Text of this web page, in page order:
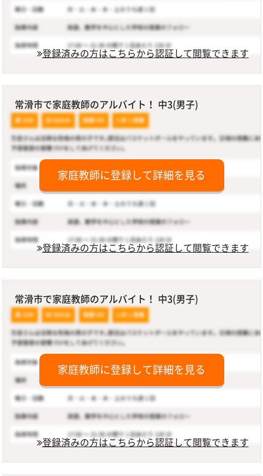
登録済みの方はこちらから認証して閲覧できます
常滑市で家庭教師のアルバイト！ 中3(男子)
家庭教師に登録して詳細を見る
登録済みの方はこちらから認証して閲覧できます
常滑市で家庭教師のアルバイト！ 中3(男子)
家庭教師に登録して詳細を見る
登録済みの方はこちらから認証して閲覧できます